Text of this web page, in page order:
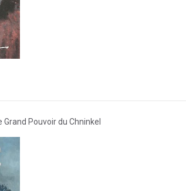
Grand Pouvoir du Chninkel